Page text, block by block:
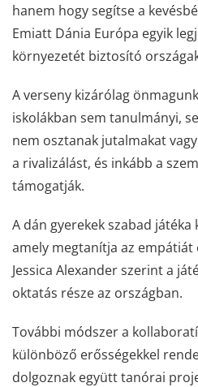
hanem hogy segítse a
Emiatt Dánia Európa egyik
környezetét biztosító
A verseny kizárólag
iskolákban sem tanulmányi,
nem osztanak jutalmakat
a rivalizálást, és inkább a
támogatják.
A dán gyerekek szabad
amely megtanítja az empátiát
Jessica Alexander szerint a
oktatás része az országban.
További módszer a
különböző erősségekkel
dolgoznak együtt tanórai